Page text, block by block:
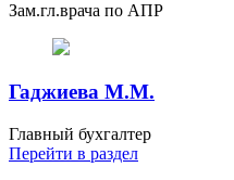
Зам.гл.врача по АПР
Гаджиева М.М.
Главный бухгалтер
Перейти в раздел